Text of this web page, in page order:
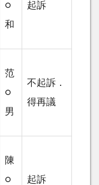
○
和
起訴
范
○
男
不起訴．
得再議
陳
○
起訴